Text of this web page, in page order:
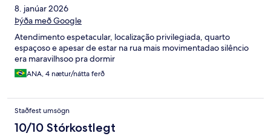
8. janúar 2026
Þýða með Google
Atendimento espetacular, localização privilegiada, quarto
espaçoso e apesar de estar na rua mais movimentadao silêncio
era maravilhsoo pra dormir
ANA, 4 nætur/nátta ferð
Staðfest umsögn
10/10 Stórkostlegt